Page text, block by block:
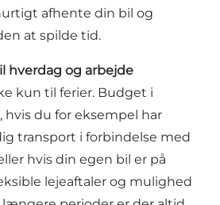
afhente din bil og
at spilde tid.
hverdag og arbejde
kun til ferier. Budget i
hvis du for eksempel har
transport i forbindelse med
hvis din egen bil er på
lejeaftaler og mulighed